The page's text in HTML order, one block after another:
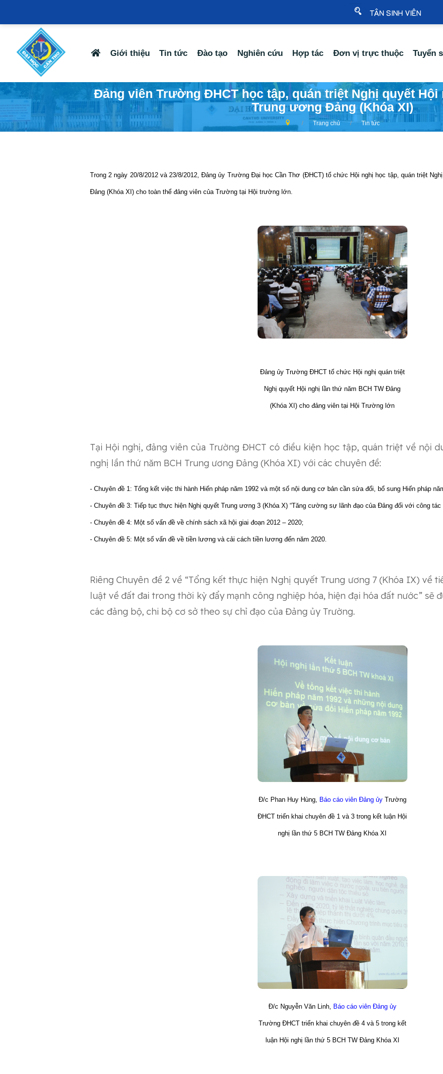
TÂN SINH VIÊN
Giới thiệu Tin tức Đào tạo Nghiên cứu Hợp tác Đơn vị trực thuộc Tuyển
Đảng viên Trường ĐHCT học tập, quán triệt Nghị quyết Hội
Trung ương Đảng (Khóa XI)
Trang chủ Tin tức
Trong 2 ngày 20/8/2012 và 23/8/2012, Đảng ủy Trường Đại học Cần Thơ (ĐHCT) tổ chức Hội nghị học tập, quán triệt
Đảng (Khóa XI) cho toàn thể đảng viên của Trường tại Hội trường lớn.
Đảng ủy Trường ĐHCT tổ chức Hội nghị quán triệt
Nghị quyết Hội nghị lần thứ năm BCH TW Đảng
(Khóa XI) cho đảng viên tại Hội Trường lớn
Tại Hội nghị, đảng viên của Trường ĐHCT có điều kiện học tập, quán triệt về nội
nghị lần thứ năm BCH Trung ương Đảng (Khóa XI) với các chuyên đề:
- Chuyên đề 1: Tổng kết việc thi hành Hiến pháp năm 1992 và một số nội dung cơ bản cần sửa đổi, bổ sung Hiến pháp
- Chuyên đề 3: Tiếp tục thực hiện Nghị quyết Trung ương 3 (Khóa X) “Tăng cường sự lãnh đạo của Đảng đối với công tác
- Chuyên đề 4: Một số vấn đề về chính sách xã hội giai đoạn 2012 – 2020;
- Chuyên đề 5: Một số vấn đề về tiền lương và cải cách tiền lương đến năm 2020.
Riêng Chuyên đề 2 về “Tổng kết thực hiện Nghị quyết Trung ương 7 (Khóa IX) về
luật về đất đai trong thời kỳ đẩy mạnh công nghiệp hóa, hiện đại hóa đất nước” sẽ
các đảng bộ, chi bộ cơ sở theo sự chỉ đạo của Đảng ủy Trường.
Đ/c Phan Huy Hùng, Báo cáo viên Đảng ủyTrường
ĐHCT triển khai chuyên đề 1 và 3 trong kết luận Hội
nghị lần thứ 5 BCH TW Đảng Khóa XI
Đ/c Nguyễn Văn Linh, Báo cáo viên Đảng ủy
Trường ĐHCT triển khai chuyên đề 4 và 5 trong kết
luận Hội nghị lần thứ 5 BCH TW Đảng Khóa XI